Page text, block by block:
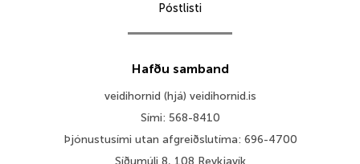
Póstlisti
Hafðu samband
veidihornid (hjá) veidihornid.is
Sími: 568-8410
Þjónustusími utan afgreiðslutíma: 696-4700
Síðumúli 8, 108 Reykjavík